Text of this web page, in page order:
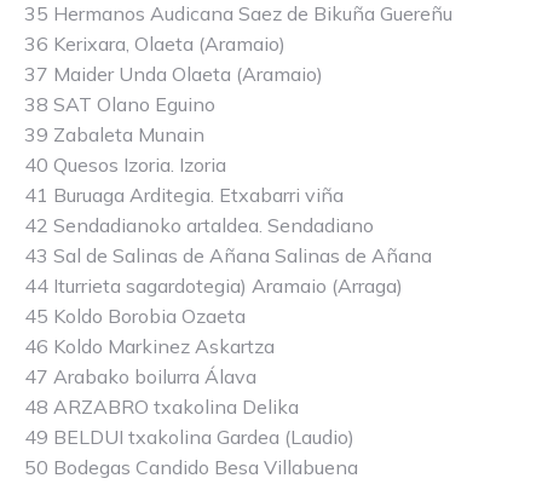
35 Hermanos Audicana Saez de Bikuña Guereñu
36 Kerixara, Olaeta (Aramaio)
37 Maider Unda Olaeta (Aramaio)
38 SAT Olano Eguino
39 Zabaleta Munain
40 Quesos Izoria. Izoria
41 Buruaga Arditegia. Etxabarri viña
42 Sendadianoko artaldea. Sendadiano
43 Sal de Salinas de Añana Salinas de Añana
44 Iturrieta sagardotegia) Aramaio (Arraga)
45 Koldo Borobia Ozaeta
46 Koldo Markinez Askartza
47 Arabako boilurra Álava
48 ARZABRO txakolina Delika
49 BELDUI txakolina Gardea (Laudio)
50 Bodegas Candido Besa Villabuena